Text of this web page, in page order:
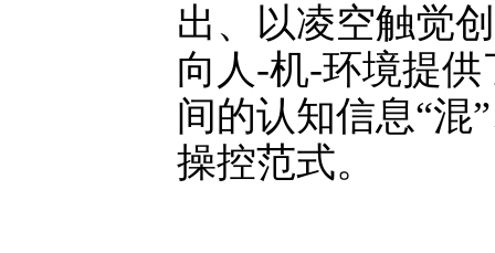
出、以凌空触觉
向人-机-环境提
间的认知信息“混
操控范式。